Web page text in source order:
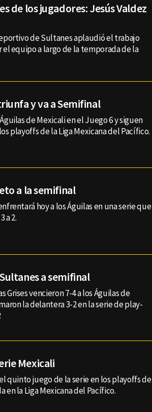
de los jugadores: Jesús Valdez
de Sultanes aplaudió el trabajo
el equipo a largo de la temporada de la
y va a Semifinal
de Mexicali en el Juego 6 y siguen
playoffs de la Liga Mexicana del Pacífico.
a la semifinal
hoy a los Águilas en una serie que
a 2.
a semifinal
Grises vencieron 7-4 a los Águilas de
la delantera 3-2 en la serie de play-
Mexicali
quinto juego de la serie en los playoffs de
en la Liga Mexicana del Pacífico.